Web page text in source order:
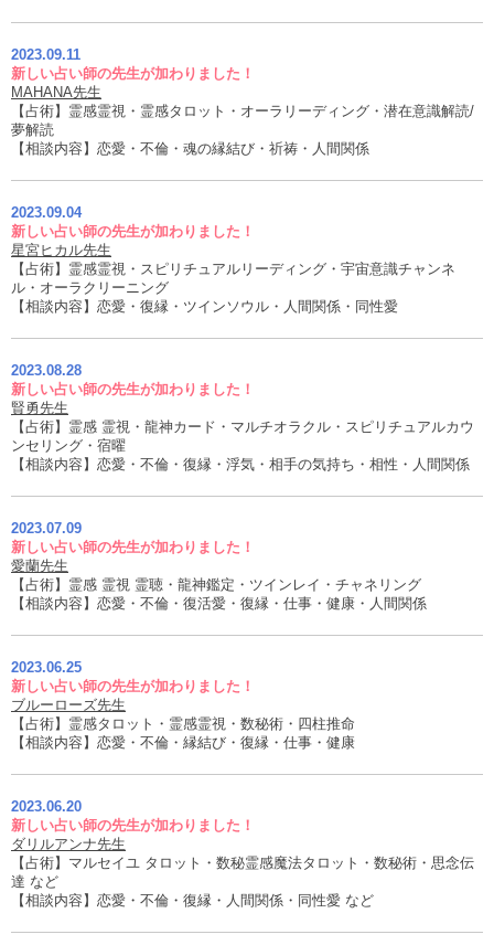
2023.09.11
新しい占い師の先生が加わりました！
MAHANA先生
【占術】霊感霊視・霊感タロット・オーラリーディング・潜在意識解読/
夢解読
【相談内容】恋愛・不倫・魂の縁結び・祈祷・人間関係
2023.09.04
新しい占い師の先生が加わりました！
星宮ヒカル先生
【占術】霊感霊視・スピリチュアルリーディング・宇宙意識チャンネ
ル・オーラクリーニング
【相談内容】恋愛・復縁・ツインソウル・人間関係・同性愛
2023.08.28
新しい占い師の先生が加わりました！
賢勇先生
【占術】霊感 霊視・龍神カード・マルチオラクル・スピリチュアルカウ
ンセリング・宿曜
【相談内容】恋愛・不倫・復縁・浮気・相手の気持ち・相性・人間関係
2023.07.09
新しい占い師の先生が加わりました！
愛蘭先生
【占術】霊感 霊視 霊聴・龍神鑑定・ツインレイ・チャネリング
【相談内容】恋愛・不倫・復活愛・復縁・仕事・健康・人間関係
2023.06.25
新しい占い師の先生が加わりました！
ブルーローズ先生
【占術】霊感タロット・霊感霊視・数秘術・四柱推命
【相談内容】恋愛・不倫・縁結び・復縁・仕事・健康
2023.06.20
新しい占い師の先生が加わりました！
ダリルアンナ先生
【占術】マルセイユ タロット・数秘霊感魔法タロット・数秘術・思念伝
達 など
【相談内容】恋愛・不倫・復縁・人間関係・同性愛 など